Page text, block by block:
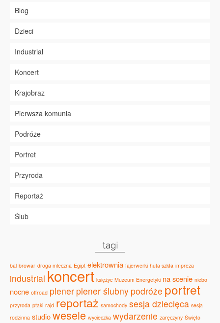
Blog
Dzieci
Industrial
Koncert
Krajobraz
Pierwsza komunia
Podróże
Portret
Przyroda
Reportaż
Ślub
tagi
bal browar droga mleczna Egipt elektrownia fajerwerki huta szkła impreza
industrial koncert księżyc Muzeum Energetyki na scenie niebo
nocne offroad plener plener ślubny podróże portret
przyroda ptaki rajd reportaż samochody sesja dziecięca sesja
rodzinna studiowesele wycieczka wydarzenie zaręczyny Święto